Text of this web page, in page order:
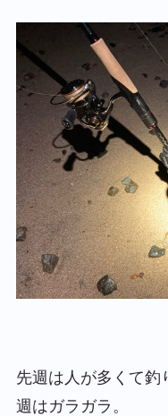
先週は人が多くて釣
週はガラガラ。